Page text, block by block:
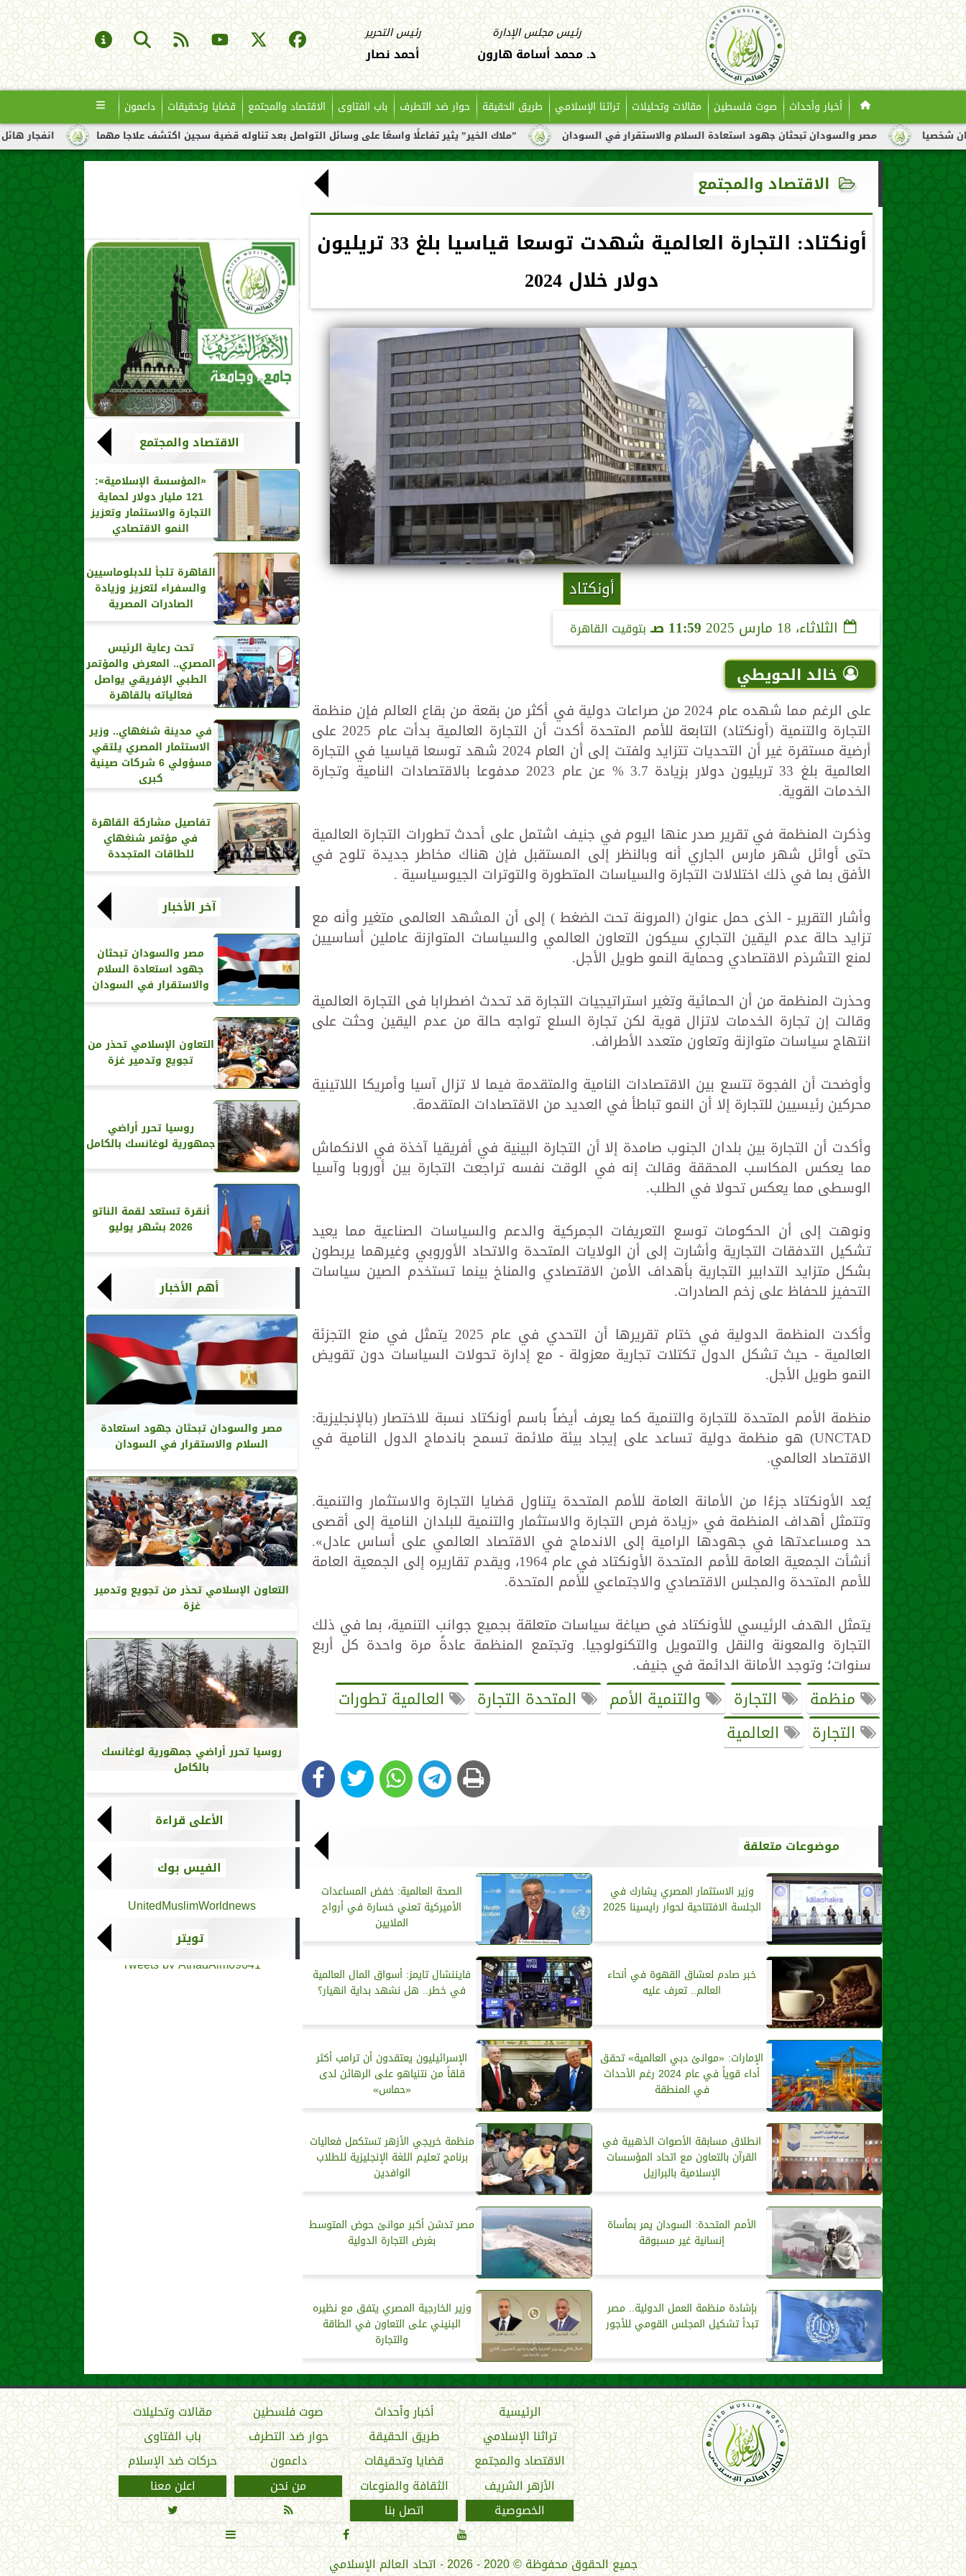
رئيس مجلس الإدارة
د. محمد أسامة هارون
رئيس التحرير
أحمد نصار
أخبار وأحداث صوت فلسطين مقالات وتحليلات تراثنا الإسلامي طريق الحقيقة حوار ضد التطرف باب الفتاوى الاقتصاد والمجتمع قضايا وتحقيقات داعمون
انفجار هائل لناقلة نفط ”ملاك الخير” يثير تفاعلًا واسعًا على وسائل التواصل بعد تناوله قضية سجين اكتشف علاجا مهما مصر والسودان تبحثان جهود استعادة السلام والاستقرار في السودان
الاقتصاد والمجتمع
أونكتاد: التجارة العالمية شهدت توسعا قياسيا بلغ 33 تريليون
دولار خلال 2024
أونكتاد
الثلاثاء، 18 مارس 2025 11:59 صـ بتوقيت القاهرة
خالد الحويطي
على الرغم مما شهده عام 2024 من صراعات دولية في أكثر من بقعة من بقاع العالم فإن منظمة
التجارة والتنمية (أونكتاد) التابعة للأمم المتحدة أكدت أن التجارة العالمية بدأت عام 2025 على
أرضية مستقرة غير أن التحديات تتزايد ولفتت إلى أن العام 2024 شهد توسعا قياسيا في التجارة
العالمية بلغ 33 تريليون دولار بزيادة 3.7 % عن عام 2023 مدفوعا بالاقتصادات النامية وتجارة
الخدمات القوية.
وذكرت المنظمة في تقرير صدر عنها اليوم في جنيف اشتمل على أحدث تطورات التجارة العالمية
حتى أوائل شهر مارس الجاري أنه وبالنظر إلى المستقبل فإن هناك مخاطر جديدة تلوح في
الأفق بما في ذلك اختلالات التجارة والسياسات المتطورة والتوترات الجيوسياسية .
وأشار التقرير - الذى حمل عنوان (المرونة تحت الضغط ) إلى أن المشهد العالمى متغير وأنه مع
تزايد حالة عدم اليقين التجاري سيكون التعاون العالمي والسياسات المتوازنة عاملين أساسيين
لمنع التشرذم الاقتصادي وحماية النمو طويل الأجل.
وحذرت المنظمة من أن الحمائية وتغير استراتيجيات التجارة قد تحدث اضطرابا فى التجارة العالمية
وقالت إن تجارة الخدمات لاتزال قوية لكن تجارة السلع تواجه حالة من عدم اليقين وحثت على
انتهاج سياسات متوازنة وتعاون متعدد الأطراف.
وأوضحت أن الفجوة تتسع بين الاقتصادات النامية والمتقدمة فيما لا تزال آسيا وأمريكا اللاتينية
محركين رئيسيين للتجارة إلا أن النمو تباطأ في العديد من الاقتصادات المتقدمة.
وأكدت أن التجارة بين بلدان الجنوب صامدة إلا أن التجارة البينية في أفريقيا آخذة في الانكماش
مما يعكس المكاسب المحققة وقالت إنه في الوقت نفسه تراجعت التجارة بين أوروبا وآسيا
الوسطى مما يعكس تحولا في الطلب.
ونوهت إلى أن الحكومات توسع التعريفات الجمركية والدعم والسياسات الصناعية مما يعيد
تشكيل التدفقات التجارية وأشارت إلى أن الولايات المتحدة والاتحاد الأوروبي وغيرهما يربطون
بشكل متزايد التدابير التجارية بأهداف الأمن الاقتصادي والمناخ بينما تستخدم الصين سياسات
التحفيز للحفاظ على زخم الصادرات.
وأكدت المنظمة الدولية في ختام تقريرها أن التحدي في عام 2025 يتمثل في منع التجزئة
العالمية - حيث تشكل الدول تكتلات تجارية معزولة - مع إدارة تحولات السياسات دون تقويض
النمو طويل الأجل.
منظمة الأمم المتحدة للتجارة والتنمية كما يعرف أيضاً باسم أونكتاد نسبة للاختصار (بالإنجليزية:
UNCTAD)‏ هو منظمة دولية تساعد على إيجاد بيئة ملائمة تسمح باندماج الدول النامية في
الاقتصاد العالمي.
يُعد الأونكتاد جزءًا من الأمانة العامة للأمم المتحدة يتناول قضايا التجارة والاستثمار والتنمية.
وتتمثل أهداف المنظمة في «زيادة فرص التجارة والاستثمار والتنمية للبلدان النامية إلى أقصى
حد ومساعدتها في جهودها الرامية إلى الاندماج في الاقتصاد العالمي على أساس عادل».
أنشأت الجمعية العامة للأمم المتحدة الأونكتاد في عام 1964، ويقدم تقاريره إلى الجمعية العامة
للأمم المتحدة والمجلس الاقتصادي والاجتماعي للأمم المتحدة.
يتمثل الهدف الرئيسي للأونكتاد في صياغة سياسات متعلقة بجميع جوانب التنمية، بما في ذلك
التجارة والمعونة والنقل والتمويل والتكنولوجيا. وتجتمع المنظمة عادةً مرة واحدة كل أربع
سنوات؛ وتوجد الأمانة الدائمة في جنيف.
منظمة التجارة والتنمية الأمم المتحدة التجارة
العالمية تطورات
التجارة
العالمية
موضوعات متعلقة
وزير الاستثمار المصري يشارك في
الجلسة الافتتاحية لحوار رايسينا 2025
الصحة العالمية: خفض المساعدات
الأميركية تعني خسارة في أرواح
الملايين
خبر صادم لعشاق القهوة في أنحاء
العالم.. تعرف عليه
فايننشال تايمز: أسواق المال العالمية
في خطر.. هل نشهد بداية انهيار؟
الإمارات: «موانئ دبي العالمية» تحقق
أداء قوياً في عام 2024 رغم الأحداث
في المنطقة
الإسرائيليون يعتقدون أن ترامب أكثر
قلقاً من نتنياهو على الرهائن لدى
«حماس»
انطلاق مسابقة الأصوات الذهبية في
القرآن بالتعاون مع اتحاد المؤسسات
الإسلامية بالبرازيل
منظمة خريجي الأزهر تستكمل فعاليات
برنامج تعليم اللغة الإنجليزية للطلاب
الوافدين
الأمم المتحدة: السودان يمر بمأساة
إنسانية غير مسبوقة
مصر تدشن أكبر موانئ حوض المتوسط
بغرض التجارة الدولية
بإشادة منظمة العمل الدولية.. مصر
تبدأ تشكيل المجلس القومي للأجور
وزير الخارجية المصري يتفق مع نظيره
البنيني على التعاون في الطاقة
والتجارة
الاقتصاد والمجتمع
«المؤسسة الإسلامية»:
121 مليار دولار لحماية
التجارة والاستثمار وتعزيز
النمو الاقتصادي
القاهرة تلجأ للدبلوماسيين
والسفراء لتعزيز وزيادة
الصادرات المصرية
تحت رعاية الرئيس
المصري.. المعرض والمؤتمر
الطبي الإفريقي يواصل
فعالياته بالقاهرة
في مدينة شنغهاي.. وزير
الاستثمار المصري يلتقي
مسؤولي 6 شركات صينية
كبرى
تفاصيل مشاركة القاهرة
في مؤتمر شنغهاي
للطاقات المتجددة
آخر الأخبار
مصر والسودان تبحثان
جهود استعادة السلام
والاستقرار في السودان
التعاون الإسلامي تحذر من
تجويع وتدمير غزة
روسيا تحرر أراضي
جمهورية لوغانسك بالكامل
أنقرة تستعد لقمة الناتو
2026 بشهر يوليو
أهم الأخبار
مصر والسودان تبحثان جهود استعادة
السلام والاستقرار في السودان
التعاون الإسلامي تحذر من تجويع وتدمير
غزة
روسيا تحرر أراضي جمهورية لوغانسك
بالكامل
الأعلى قراءة
الفيس بوك
UnitedMuslimWorldnews
تويتر
Tweets by AthadAlm69641
اتحاد العالم الإسلامي
الرئيسية أخبار وأحداث صوت فلسطين
مقالات وتحليلات
تراثنا الإسلامي
طريق الحقيقة حوار ضد التطرف
باب الفتاوى
الاقتصاد والمجتمع
قضايا وتحقيقات داعمون
حركات ضد الإسلام
الأزهر الشريف
الثقافة والمنوعات من نحن
اعلن معنا
الخصوصية
اتصل بنا 




جميع الحقوق محفوظة©2020 - 2026 - اتحاد العالم الإسلامي